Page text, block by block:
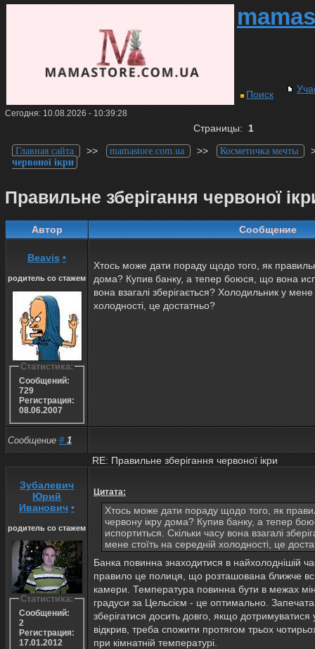
Поиск
Сегодня: 10.08.2026 - 10:39:28
Страницы: 1
Главная сайта >> mamastore.com.ua >> Косметичка мечты
червоної ікри
Правильне зберігання червоної
Автор Сообщение
Beavis •
родитель со стажем
Статистика:
Сообщений:
729
Регистрация:
08.06.2007
Хтось може дати пораду щодо того, як
дома? Купив банку, а тепер боюся, що вона
вона взагалі зберігається? Холодильник у мене
холодності, це достатньо?
Сообщение # 1
RE: Правильне зберігання червоної ікри
Зубалевич
Юрий
Иванович •
родитель со стажем
Статистика:
Сообщений:
2
Регистрация:
17.01.2012
Цитата:
Хтось може дати пораду щодо того, як
червону ікру дома? Купив банку, а тепер
испортиться. Скільки часу вона взагалі
мене стоїть на середній холодності, це
Банка повинна знаходитися в найхолоднішій
правило це полиця, що розташована ближче
камери. Температура повинна бути в межах
градуси за Цельсієм - це оптимально.
зберігатися досить довго, якщо дотримуватися
відкрив, треба спожити протягом трьох
при кімнатній температурі.